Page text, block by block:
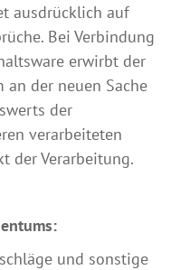
ausdrücklich auf
Bei Verbindung
erwirbt der
der neuen Sache
der
verarbeiteten
der Verarbeitung.
und sonstige